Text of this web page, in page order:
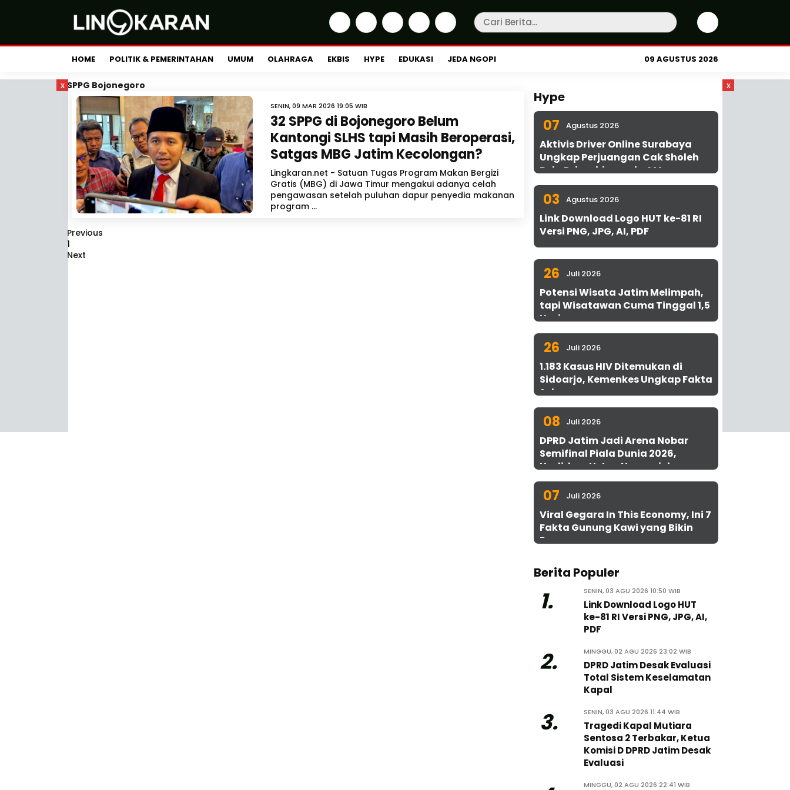
HOME POLITIK & PEMERINTAHAN UMUM OLAHRAGA EKBIS HYPE EDUKASI JEDA NGOPI 09 AGUSTUS 2026
x x
SPPG Bojonegoro
SENIN, 09 MAR 2026 19:05 WIB
32 SPPG di Bojonegoro Belum
Kantongi SLHS tapi Masih Beroperasi,
Satgas MBG Jatim Kecolongan?
Lingkaran.net - Satuan Tugas Program Makan Bergizi
Gratis (MBG) di Jawa Timur mengakui adanya celah
pengawasan setelah puluhan dapur penyedia makanan
program ...
Previous
1
Next
Hype
07 Agustus 2026
Aktivis Driver Online Surabaya
Ungkap Perjuangan Cak Sholeh
Bela Driver hingga ke MA
03 Agustus 2026
Link Download Logo HUT ke-81 RI
Versi PNG, JPG, AI, PDF
26 Juli 2026
Potensi Wisata Jatim Melimpah,
tapi Wisatawan Cuma Tinggal 1,5
Hari
26 Juli 2026
1.183 Kasus HIV Ditemukan di
Sidoarjo, Kemenkes Ungkap Fakta
Sebenarnya
08 Juli 2026
DPRD Jatim Jadi Arena Nobar
Semifinal Piala Dunia 2026,
Hadirkan Uston Nawawi dan
UMKM Gratis untuk 1.000 Warga
07 Juli 2026
Viral Gegara In This Economy, Ini 7
Fakta Gunung Kawi yang Bikin
Penasaran
Berita Populer
1. SENIN, 03 AGU 2026 10:50 WIB
Link Download Logo HUT
ke-81 RI Versi PNG, JPG, AI,
PDF
2. MINGGU, 02 AGU 2026 23:02 WIB
DPRD Jatim Desak Evaluasi
Total Sistem Keselamatan
Kapal
3. SENIN, 03 AGU 2026 11:44 WIB
Tragedi Kapal Mutiara
Sentosa 2 Terbakar, Ketua
Komisi D DPRD Jatim Desak
Evaluasi
MINGGU, 02 AGU 2026 22:41 WIB